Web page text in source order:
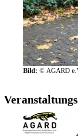
Bild: © AGARD